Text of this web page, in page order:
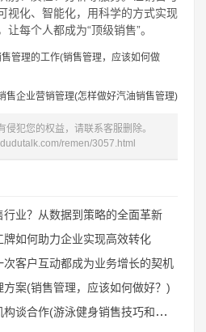
视化、智能化，用科学的方式实现
每个人都成为“顶级销售”。
管理的工作(销售管理，应该如何做
售企业营销管理(怎样做好汽油销售管理)
犯您的权益，请联系客服删除。
remen/3057.html
业？从数据到策略的全面革新
牌如何助力企业实现高效转化
客户互动都成为业务增长的契机
案(销售管理，应该如何做好？)
合作(游泳健身销售技巧和话术)